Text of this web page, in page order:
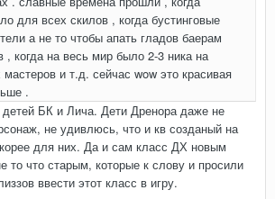
для всех скилов , когда бустинговые
а не то чтобы апать гладов баерам
когда на весь мир было 2-3 ника на
и т.д. сейчас wow это красивая
.
БК и Лича. Дети Дренора даже не
не удивлюсь, что и кв созданый на
для них. Да и сам класс ДХ новым
то что старым, которые к слову и просили
ввести этот класс в игру.